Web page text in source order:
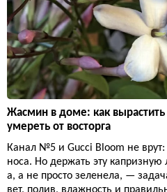
Жасмин в доме: как
умереть от восторга
Канал №5 и Gucci Bloom не
носа. Но держать эту
а, а не просто зеленела, —